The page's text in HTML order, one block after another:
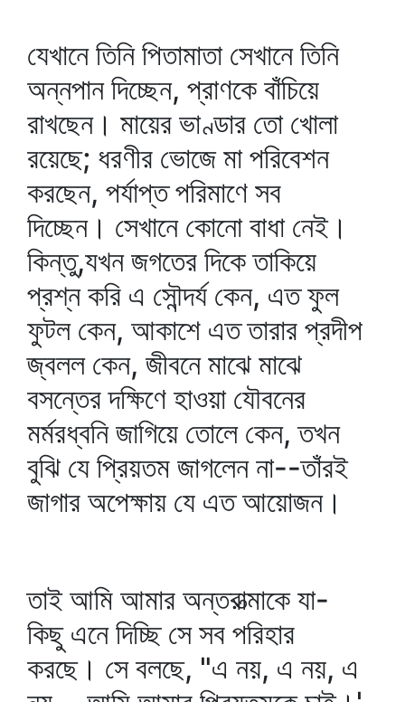
যেখানে তিনি পিতামাতা সেখানে তিনি
অন্নপান দিচ্ছেন, প্রাণকে বাঁচিয়ে
রাখছেন। মায়ের ভাণ্ডার তো খোলা
রয়েছে; ধরণীর ভোজে মা পরিবেশন
করছেন, পর্যাপ্ত পরিমাণে সব
দিচ্ছেন। সেখানে কোনো বাধা নেই।
কিন্তু,যখন জগতের দিকে তাকিয়ে
প্রশ্ন করি এ সৌন্দর্য কেন, এত ফুল
ফুটল কেন, আকাশে এত তারার প্রদীপ
জ্বলল কেন, জীবনে মাঝে মাঝে
বসন্তের দক্ষিণে হাওয়া যৌবনের
মর্মরধ্বনি জাগিয়ে তোলে কেন, তখন
বুঝি যে প্রিয়তম জাগলেন না--তাঁরই
জাগার অপেক্ষায় যে এত আয়োজন।
তাই আমি আমার অন্তরাত্মাকে যা-
কিছু এনে দিচ্ছি সে সব পরিহার
করছে। সে বলছে, "এ নয়, এ নয়, এ